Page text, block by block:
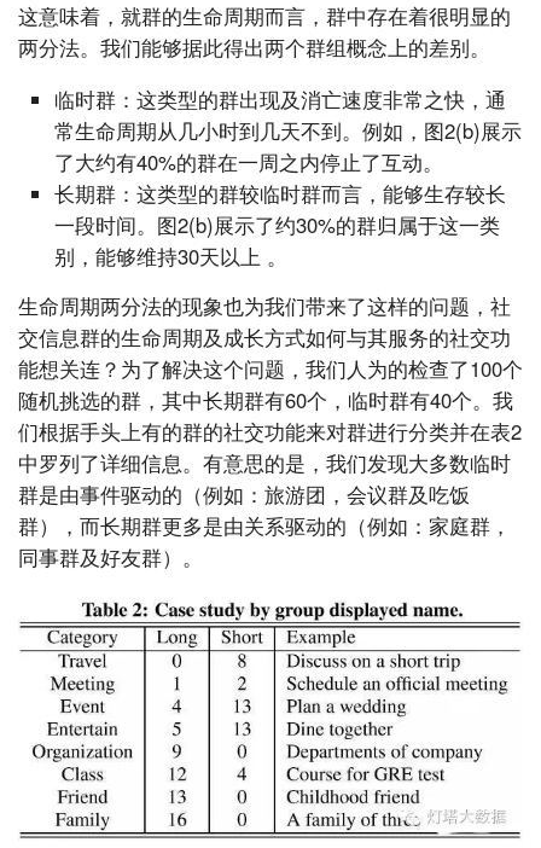
这意味着，就群的生命周期而言，群中存在着很明显的
两分法。我们能够据此得出两个群组概念上的差别。
临时群：这类型的群出现及消亡速度非常之快，通
常生命周期从几小时到几天不到。例如，图2(b)展示
了大约有40%的群在一周之内停止了互动。
长期群：这类型的群较临时群而言，能够生存较长
一段时间。图2(b)展示了约30%的群归属于这一类
别，能够维持30天以上 。
生命周期两分法的现象也为我们带来了这样的问题，社
交信息群的生命周期及成长方式如何与其服务的社交功
能想关连？为了解决这个问题，我们人为的检查了100个
随机挑选的群，其中长期群有60个，临时群有40个。我
们根据手头上有的群的社交功能来对群进行分类并在表2
中罗列了详细信息。有意思的是，我们发现大多数临时
群是由事件驱动的（例如：旅游团，会议群及吃饭
群），而长期群更多是由关系驱动的（例如：家庭群，
同事群及好友群）。